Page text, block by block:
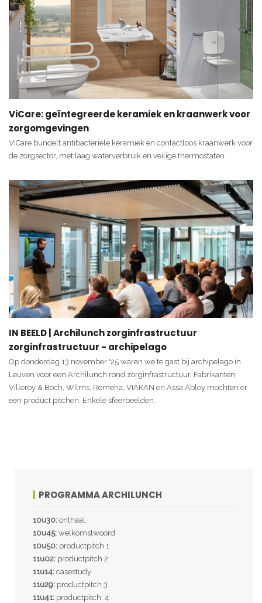
ViCare: geïntegreerde keramiek en kraanwerk voor
zorgomgevingen
ViCare bundelt antibacteriële keramiek en contactloos kraanwerk voor
de zorgsector, met laag waterverbruik en veilige thermostaten.
IN BEELD | Archilunch zorginfrastructuur
zorginfrastructuur - archipelago
Op donderdag 13 november '25 waren we te gast bij archipelago in
Leuven voor een Archilunch rond zorginfrastructuur. Fabrikanten
Villeroy & Boch, Wilms, Remeha, VIAKAN en Assa Abloy mochten er
een product pitchen. Enkele sfeerbeelden.
PROGRAMMA ARCHILUNCH
10u30: onthaal
10u45: welkomstwoord
10u50: productpitch 1
11u02: productpitch 2
11u14: casestudy
11u29: productpitch 3
11u41: productpitch 4